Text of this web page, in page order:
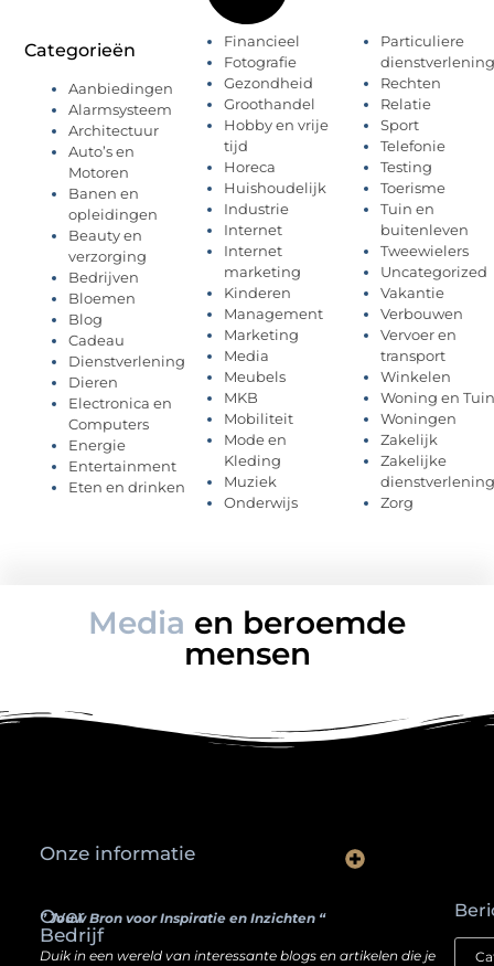
Categorieën
Aanbiedingen
Alarmsysteem
Architectuur
Auto’s en
Motoren
Banen en
opleidingen
Beauty en
verzorging
Bedrijven
Bloemen
Blog
Cadeau
Dienstverlening
Dieren
Electronica en
Computers
Energie
Entertainment
Eten en drinken
Financieel
Fotografie
Gezondheid
Groothandel
Hobby en vrije
tijd
Horeca
Huishoudelijk
Industrie
Internet
Internet
marketing
Kinderen
Management
Marketing
Media
Meubels
MKB
Mobiliteit
Mode en
Kleding
Muziek
Onderwijs
Particuliere
dienstverlening
Rechten
Relatie
Sport
Telefonie
Testing
Toerisme
Tuin en
buitenleven
Tweewielers
Uncategorized
Vakantie
Verbouwen
Vervoer en
transport
Winkelen
Woning en Tuin
Woningen
Zakelijk
Zakelijke
dienstverlening
Zorg
Media en beroemde
mensen
Over
Bedrijf
” Jouw Bron voor Inspiratie en Inzichten “
Duik in een wereld van interessante blogs en artikelen die je
Onze informatie